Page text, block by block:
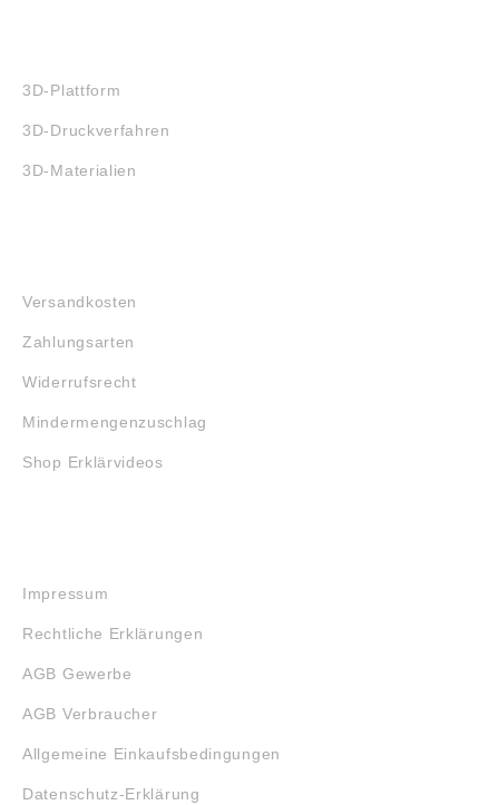
3D-Plattform
3D-Druckverfahren
3D-Materialien
Versandkosten
Zahlungsarten
Widerrufsrecht
Mindermengenzuschlag
Shop Erklärvideos
Impressum
Rechtliche Erklärungen
AGB Gewerbe
AGB Verbraucher
Allgemeine Einkaufsbedingungen
Datenschutz-Erklärung